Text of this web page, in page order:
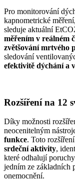
Pro monitorování
kapnometrické
sleduje aktuální
měřením v reálném
zvětšování mrtvého
sledování
efektivitě dýchání a
Rozšíření na 12
Díky možnosti
neocenitelným
funkce. Toto
srdeční aktivity,
které odhalují
jedním ze základních
onemocnění.